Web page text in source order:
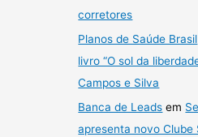
corretores
Planos de Saúde Brasil
livro “O sol da
Campos e Silva
Banca de Leads em
apresenta novo Clube